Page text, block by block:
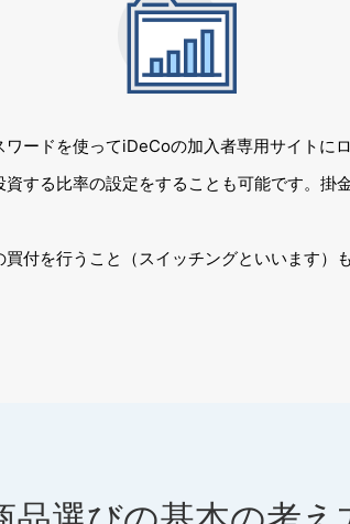
ードを使ってiDeCoの加入者専用サイトに
する比率の設定をすることも可能です。掛
付を行うこと（スイッチングといいます）